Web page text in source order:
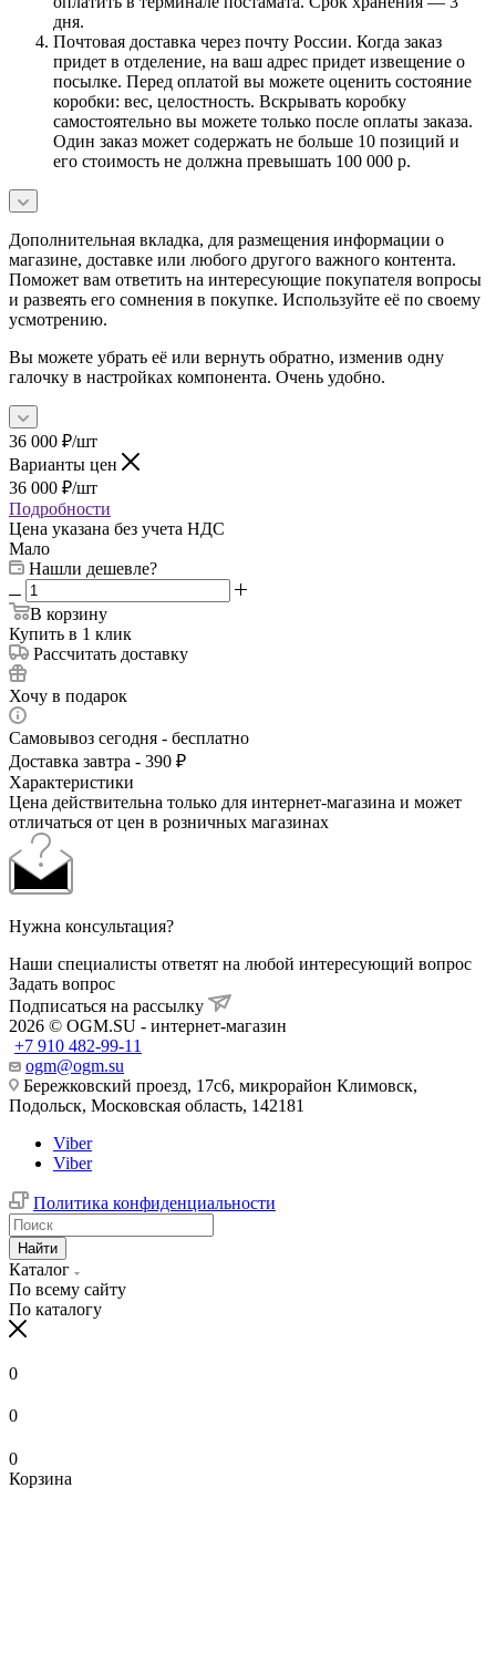
дня.
Почтовая доставка через почту России. Когда заказ
придет в отделение, на ваш адрес придет извещение о
посылке. Перед оплатой вы можете оценить состояние
коробки: вес, целостность. Вскрывать коробку
самостоятельно вы можете только после оплаты заказа.
Один заказ может содержать не больше 10 позиций и
его стоимость не должна превышать 100 000 р.
Дополнительная вкладка, для размещения информации о
магазине, доставке или любого другого важного контента.
Поможет вам ответить на интересующие покупателя вопросы
и развеять его сомнения в покупке. Используйте её по своему
усмотрению.
Вы можете убрать её или вернуть обратно, изменив одну
галочку в настройках компонента. Очень удобно.
36 000 ₽/шт
Варианты цен
36 000 ₽/шт
Подробности
Цена указана без учета НДС
Мало
Нашли дешевле?
В корзину
Купить в 1 клик
Рассчитать доставку
Хочу в подарок
Самовывоз сегодня - бесплатно
Доставка завтра - 390 ₽
Характеристики
Цена действительна только для интернет-магазина и может
отличаться от цен в розничных магазинах
Нужна консультация?
Наши специалисты ответят на любой интересующий вопрос
Задать вопрос
Подписаться на рассылку
2026 © OGM.SU - интернет-магазин
+7 910 482-99-11
ogm@ogm.su
Бережковский проезд, 17с6, микрорайон Климовск,
Подольск, Московская область, 142181
Viber
Viber
Политика конфиденциальности
Найти
Каталог
По всему сайту
По каталогу
0
0
0
Корзина